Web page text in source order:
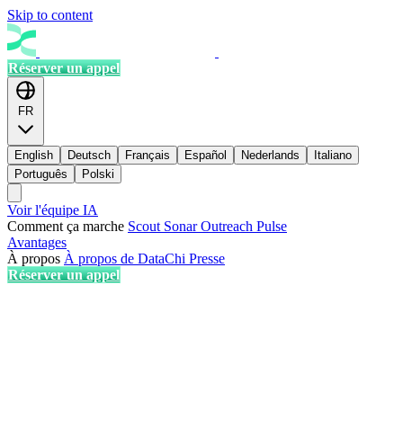
Skip to content
Réserver un appel
FR
English Deutsch Français Español Nederlands
Italiano
Português
Polski
Voir l'équipe IA
Comment ça marche Scout SonarOutreach Pulse
Avantages
À propos À propos de DataChi Presse
Réserver un appel